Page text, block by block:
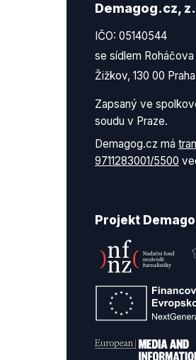
Demagog.cz,
IČO: 05140544
se sídlem Roháčova
Žižkov, 130 00
Zapsaný ve
soudu v Praze.
Demagog.cz má
9711283001/5500
Projekt